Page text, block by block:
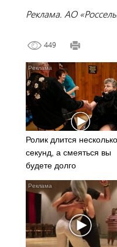
Реклама. АО
449
Ролик длится несколько
секунд, а смеяться вы
будете долго